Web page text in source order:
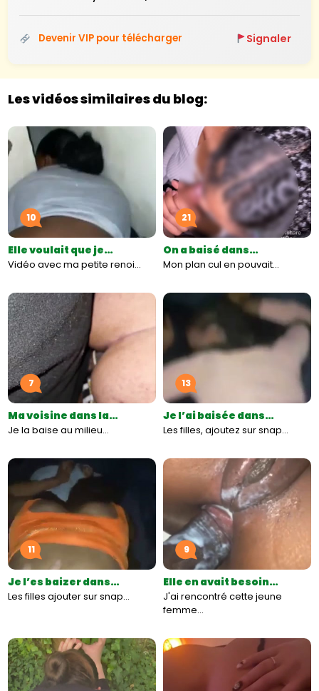
Devenir VIP pour télécharger Signaler
Les vidéos similaires du blog:
10
Elle voulait que je…
Vidéo avec ma petite renoi…
21
On a baisé dans…
Mon plan cul en pouvait…
7
Ma voisine dans la…
Je la baise au milieu…
13
Je l’ai baisée dans…
Les filles, ajoutez sur snap…
11
Je l’es baizer dans…
Les filles ajouter sur snap…
9
Elle en avait besoin…
J'ai rencontré cette jeune
femme…